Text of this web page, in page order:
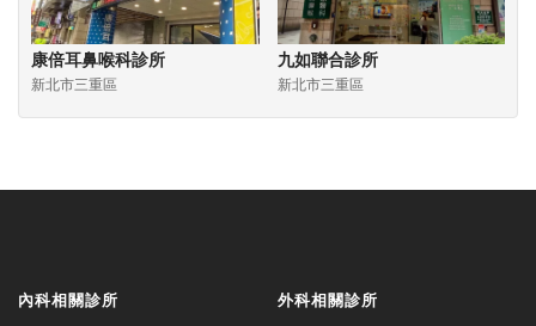
康倍耳鼻喉科診所
新北市三重區
九如聯合診所
新北市三重區
內科相關診所 外科相關診所